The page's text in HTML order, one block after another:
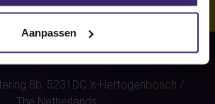
Aanpassen
8b, 5231DC 's-Hertogenbosch /